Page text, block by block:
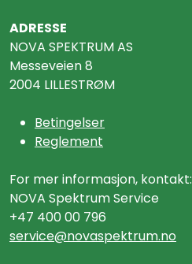
ADRESSE
NOVA SPEKTRUM AS
Messeveien 8
2004 LILLESTRØM
Betingelser
Reglement
For mer informasjon, kontakt:
NOVA Spektrum Service
+47 400 00 796
service@novaspektrum.no